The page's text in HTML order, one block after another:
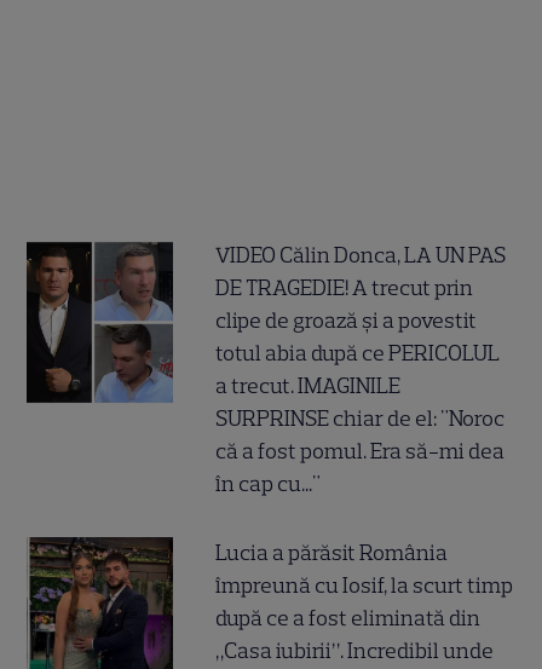
VIDEO Călin Donca, LA UN PAS
DE TRAGEDIE! A trecut prin
clipe de groază și a povestit
totul abia după ce PERICOLUL
a trecut. IMAGINILE
SURPRINSE chiar de el: "Noroc
că a fost pomul. Era să-mi dea
în cap cu..."
Lucia a părăsit România
împreună cu Iosif, la scurt timp
după ce a fost eliminată din
„Casa iubirii”. Incredibil unde